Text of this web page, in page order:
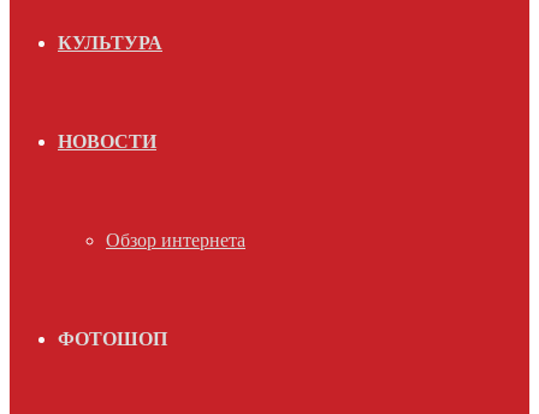
КУЛЬТУРА
НОВОСТИ
Обзор интернета
ФОТОШОП